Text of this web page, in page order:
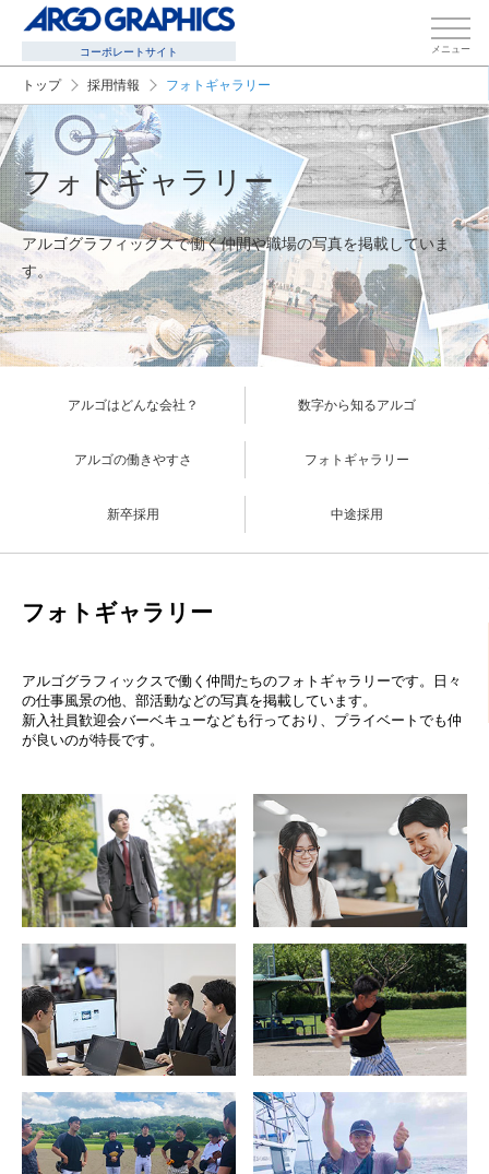
コーポレートサイト メニュー
トップ 採用情報 フォトギャラリー
フォトギャラリー
アルゴグラフィックスで働く仲間や職場の写真を掲載していま
す。
アルゴはどんな会社？ 数字から知るアルゴ
アルゴの働きやすさ フォトギャラリー
新卒採用 中途採用
フォトギャラリー
アルゴグラフィックスで働く仲間たちのフォトギャラリーです。日々
の仕事風景の他、部活動などの写真を掲載しています。
新入社員歓迎会バーベキューなども行っており、プライベートでも仲
が良いのが特長です。